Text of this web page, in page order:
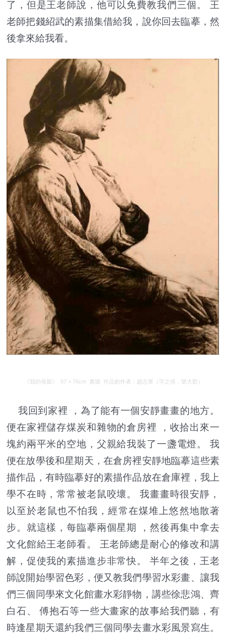
了，但是王老師說，他可以免費教我們三個。 王
老師把錢紹武的素描集借給我，說你回去臨摹，然
後拿來給我看。
《我的母親》 57 × 76cm 素描 作品創作者：趙志軍（字之境，號大郡）
我回到家裡 ，為了能有一個安靜畫畫的地方。
便在家裡儲存煤炭和雜物的倉房裡 ，收拾出來一
塊約兩平米的空地，父親給我裝了一盞電燈。 我
便在放學後和星期天，在倉房裡安靜地臨摹這些素
描作品，有時臨摹好的素描作品放在倉庫裡，我上
學不在時，常常被老鼠咬壞。 我畫畫時很安靜，
以至於老鼠也不怕我，經常在煤堆上悠然地散著
步。就這樣，每臨摹兩個星期 ，然後再集中拿去
文化館給王老師看。 王老師總是耐心的修改和講
解，促使我的素描進步非常快。 半年之後，王老
師說開始學習色彩，便又教我們學習水彩畫、讓我
們三個同學來文化館畫水彩靜物，講些徐悲鴻、齊
白石、 傅抱石等一些大畫家的故事給我們聽，有
時逢星期天還約我們三個同學去畫水彩風景寫生。